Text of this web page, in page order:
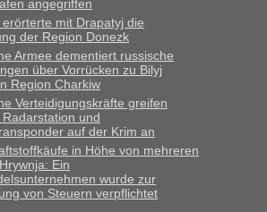
Polen und der Ukraine geht es am
Wohnmobil, wie geplant am Montag
Sehr zeitig los gegen 5 Uhr in der
Verkehr, super bis zur Grenze. Nur
Reisetipps • Re: An welchem
Polen und der Ukraine geht es am
warten vor der Grenze Richtung Polen
angegriffen
erörterte mit Drapatyj die
der Region Donezk
Armee dementiert russische
über Vorrücken zu Bilyj
Region Charkiw
Verteidigungskräfte greifen
und
auf der Krim an
in Höhe von mehreren
Ein
wurde zur
von Steuern verpflichtet